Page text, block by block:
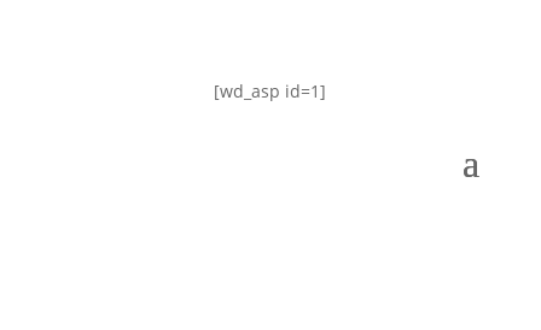
[wd_asp id=1]